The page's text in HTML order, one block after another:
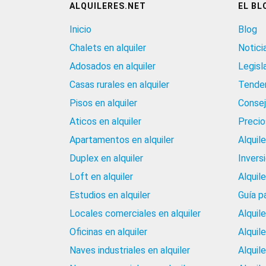
ALQUILERES.NET
Inicio
Chalets en alquiler
Adosados en alquiler
Casas rurales en alquiler
Pisos en alquiler
Aticos en alquiler
Apartamentos en alquiler
Duplex en alquiler
Loft en alquiler
Estudios en alquiler
Locales comerciales en alquiler
Oficinas en alquiler
Naves industriales en alquiler
EL
Blog
Guía